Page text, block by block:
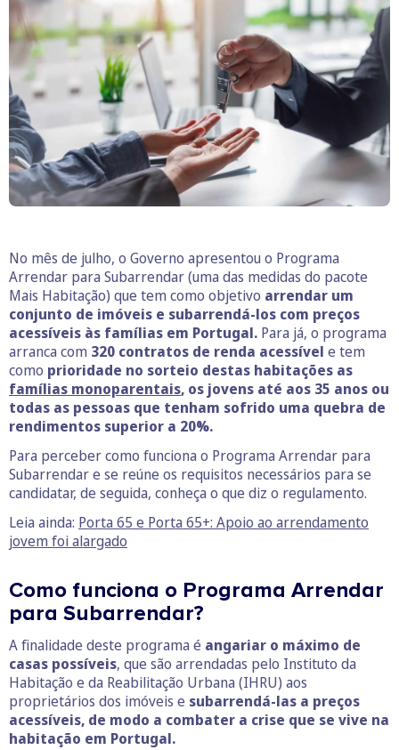
No mês de julho, o Governo apresentou o Programa
Arrendar para Subarrendar (uma das medidas do pacote
Mais Habitação) que tem como objetivo arrendar um
conjunto de imóveis e subarrendá-los com preços
acessíveis às famílias em Portugal. Para já, o programa
arranca com 320 contratos de renda acessível e tem
como prioridade no sorteio destas habitações as
famílias monoparentais, os jovens até aos 35 anos ou
todas as pessoas que tenham sofrido uma quebra de
rendimentos superior a 20%.
Para perceber como funciona o Programa Arrendar para
Subarrendar e se reúne os requisitos necessários para se
candidatar, de seguida, conheça o que diz o regulamento.
Leia ainda: Porta 65 e Porta 65+: Apoio ao arrendamento
jovem foi alargado
Como funciona o Programa Arrendar
para Subarrendar?
A finalidade deste programa é angariar o máximo de
casas possíveis, que são arrendadas pelo Instituto da
Habitação e da Reabilitação Urbana (IHRU) aos
proprietários dos imóveis e subarrendá-las a preços
acessíveis, de modo a combater a crise que se vive na
habitação em Portugal.